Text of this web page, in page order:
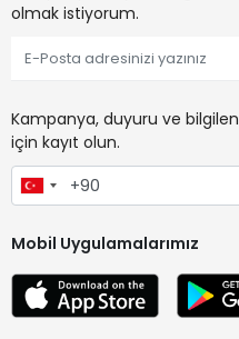
olmak istiyorum.
Kampanya, duyuru ve
için kayıt olun.
Mobil Uygulamalarımız